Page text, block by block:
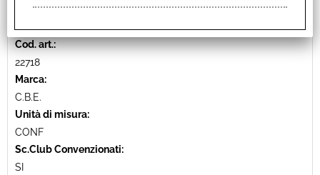
SISTEMA DI DISTRIBUZIONE COMPLETO PC220
Cod. art.:
22718
Marca:
C.B.E.
Unità di misura:
CONF
Sc.Club Convenzionati:
SI